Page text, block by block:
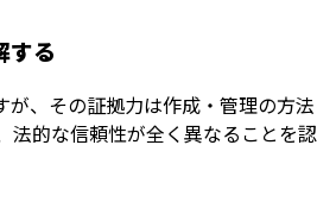
する
が、その証拠力は作成・管理の方
法的な信頼性が全く異なることを